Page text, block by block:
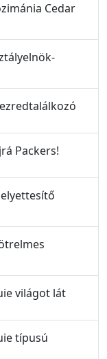
Cedar
Packers!
világot lát
típusú